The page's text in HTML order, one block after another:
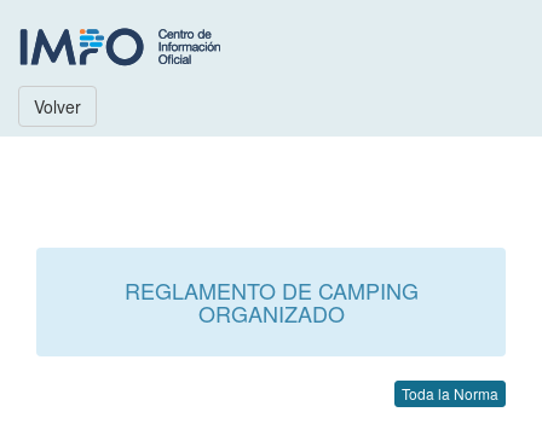
Volver
REGLAMENTO DE CAMPING
ORGANIZADO
Toda la Norma